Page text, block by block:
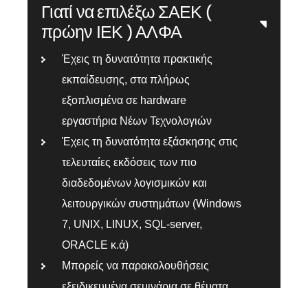
Γιατί να επιλέξω ΣΑΕΚ (
πρώην ΙΕΚ ) ΑΛΦΑ
Έχεις τη δυνατότητα πρακτικής
εκπαίδευσης, στα πλήρως
εξοπλισμένα σε hardware
εργαστήρια Νέων Τεχνολογιών
Έχεις τη δυνατότητα εξάσκησης στις
τελευταίες εκδόσεις των πιο
διαδεδομένων λογισμικών και
λειτουργικών συστημάτων (Windows
7, UNIX, LINUX, SQL-server,
ORACLE κ.ά)
Μπορείς να παρακολουθήσεις